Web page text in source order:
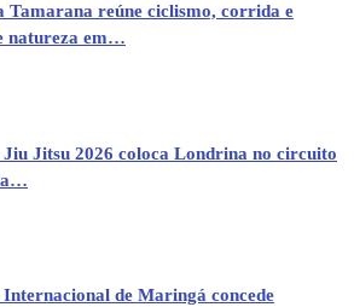
Tamarana reúne ciclismo, corrida e
natureza em…
Jiu Jitsu 2026 coloca Londrina no circuito
de Maringá concede